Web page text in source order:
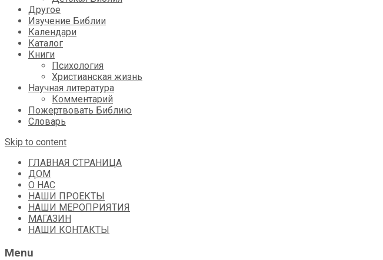
Другое
Изучение Библии
Календари
Каталог
Книги
Психология
Христианская жизнь
Научная литература
Комментарий
Пожертвовать Библию
Словарь
Skip to content
ГЛАВНАЯ СТРАНИЦА
ДОМ
О НАС
НАШИ ПРОЕКТЫ
НАШИ МЕРОПРИЯТИЯ
МАГАЗИН
НАШИ КОНТАКТЫ
Menu